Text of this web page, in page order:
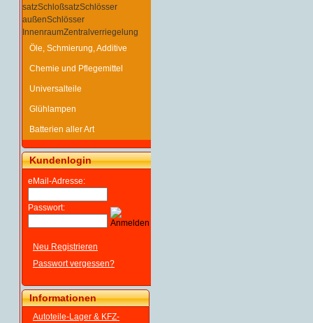
satzSchloßsatzSchlösser
außenSchlösser
InnenraumZentralverriegelung
Öle, Schmierung, Additive
Chemie und Pflegemittel
Universalteile
Glühlampen
Batterien aller Art
Kundenlogin
eMail-Adresse:
Passwort:
Neu Registrieren
Passwort vergessen?
Informationen
Autoteile-Lager & KFZ-